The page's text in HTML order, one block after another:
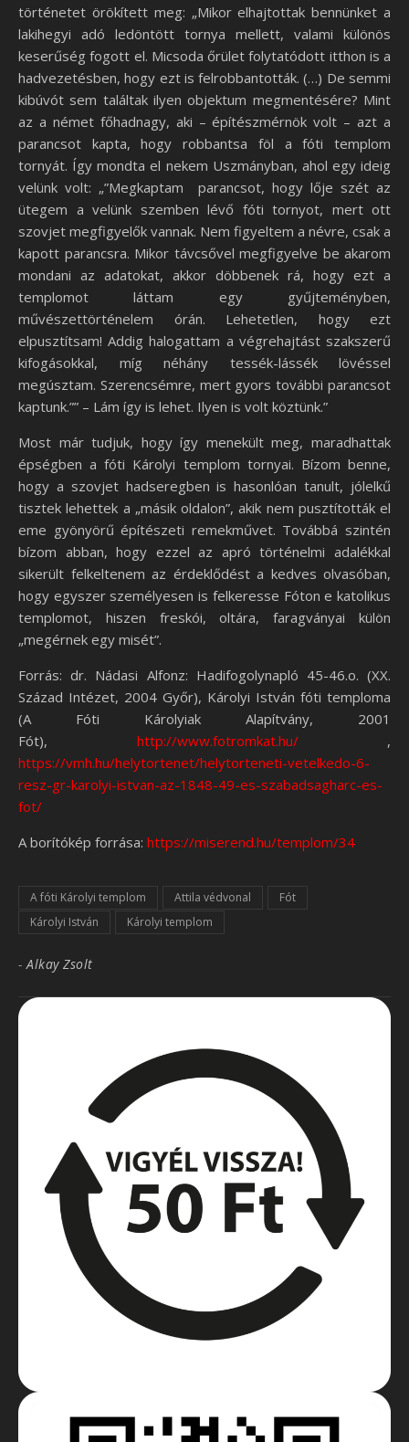
történetet örökített meg: „Mikor elhajtottak bennünket a
lakihegyi adó ledöntött tornya mellett, valami különös
keserűség fogott el. Micsoda őrület folytatódott itthon is a
hadvezetésben, hogy ezt is felrobbantották. (…) De semmi
kibúvót sem találtak ilyen objektum megmentésére? Mint
az a német főhadnagy, aki – építészmérnök volt – azt a
parancsot kapta, hogy robbantsa föl a fóti templom
tornyát. Így mondta el nekem Uszmányban, ahol egy ideig
velünk volt: „”Megkaptam parancsot, hogy lője szét az
ütegem a velünk szemben lévő fóti tornyot, mert ott
szovjet megfigyelők vannak. Nem figyeltem a névre, csak a
kapott parancsra. Mikor távcsővel megfigyelve be akarom
mondani az adatokat, akkor döbbenek rá, hogy ezt a
templomot láttam egy gyűjteményben,
művészettörténelem órán. Lehetetlen, hogy ezt
elpusztítsam! Addig halogattam a végrehajtást szakszerű
kifogásokkal, míg néhány tessék-lássék lövéssel
megúsztam. Szerencsémre, mert gyors további parancsot
kaptunk.”” – Lám így is lehet. Ilyen is volt köztünk.”
Most már tudjuk, hogy így menekült meg, maradhattak
épségben a fóti Károlyi templom tornyai. Bízom benne,
hogy a szovjet hadseregben is hasonlóan tanult, jólelkű
tisztek lehettek a „másik oldalon”, akik nem pusztították el
eme gyönyörű építészeti remekművet. Továbbá szintén
bízom abban, hogy ezzel az apró történelmi adalékkal
sikerült felkeltenem az érdeklődést a kedves olvasóban,
hogy egyszer személyesen is felkeresse Fóton e katolikus
templomot, hiszen freskói, oltára, faragványai külön
„megérnek egy misét”.
Forrás: dr. Nádasi Alfonz: Hadifogolynapló 45-46.o. (XX.
Század Intézet, 2004 Győr), Károlyi István fóti temploma
(A Fóti Károlyiak Alapítvány, 2001
Fót), http://www.fotromkat.hu/,
https://vmh.hu/helytortenet/helytorteneti-vetelkedo-6-
resz-gr-karolyi-istvan-az-1848-49-es-szabadsagharc-es-
fot/
A borítókép forrása: https://miserend.hu/templom/34
A fóti Károlyi templom Attila védvonal
Fót
Károlyi István
Károlyi templom
-Alkay Zsolt